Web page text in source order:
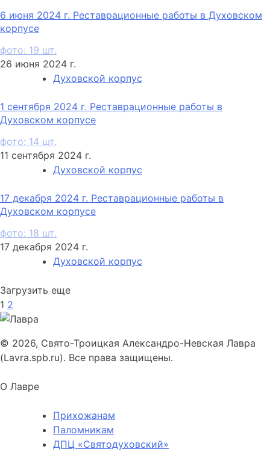
6 июня 2024 г. Реставрационные работы в Духовском
корпусе
фото: 19 шт.
26 июня 2024 г.
Духовской корпус
1 сентября 2024 г. Реставрационные работы в
Духовском корпусе
фото: 14 шт.
11 сентября 2024 г.
Духовской корпус
17 декабря 2024 г. Реставрационные работы в
Духовском корпусе
фото: 18 шт.
17 декабря 2024 г.
Духовской корпус
Загрузить еще
1 2
© 2026, Свято-Троицкая Александро-Невская Лавра
(Lavra.spb.ru). Все права защищены.
О Лавре
Прихожанам
Паломникам
ДПЦ «Святодуховский»